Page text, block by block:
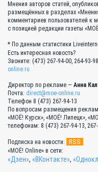
Мнения авторов статей,
размещённых в разделах
комментариев пользователей к
с позицией редакции газеты
* По данным статистики
Есть интересная новость?
Звоните: (473) 267-94-00, 264-93-
online.ru
Директор по рекламе — Анна
Почта: direct@moe-online.ru
Телефон 8 (473) 267-94-13
По вопросам размещения
«МОЁ! Курск», «МОЁ! Липецк»,
телефонам: 8 (473) 267-94-13,
Подписка на новости: RSS
«МОЁ! Online» в сети:
«Дзен», «ВКонтакте»,